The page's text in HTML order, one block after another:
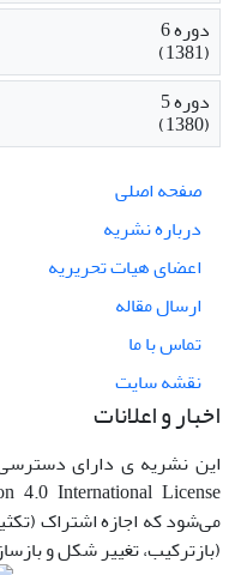
دوره 6
(1381)
دوره 5
(1380)
صفحه اصلی
درباره نشریه
اعضای هیات تحریریه
ارسال مقاله
تماس با ما
نقشه سایت
اخبار و اعلانات
این نشریه ی دارای دسترسی
می‌شود که اجازه اشتراک
(بازترکیب، تغییر شکل و